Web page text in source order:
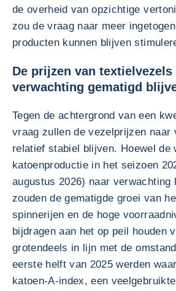
de overheid van opzichtige
zou de vraag naar meer
producten kunnen blijven
De prijzen van
verwachting gematigd
Tegen de achtergrond van een
vraag zullen de vezelprijzen naar
relatief stabiel blijven. Hoewel de
katoenproductie in het seizoen
augustus 2026) naar verwachting
zouden de gematigde groei van
spinnerijen en de hoge
bijdragen aan het op peil houden
grotendeels in lijn met de
eerste helft van 2025 werden
katoen-A-index, een